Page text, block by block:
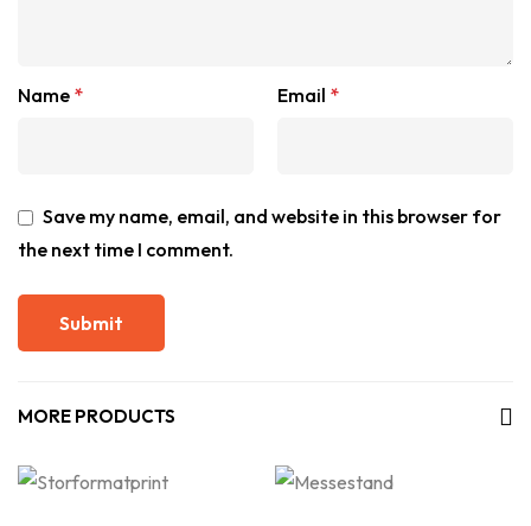
Name * Email *
Save my name, email, and website in this browser for
the next time I comment.
MORE PRODUCTS